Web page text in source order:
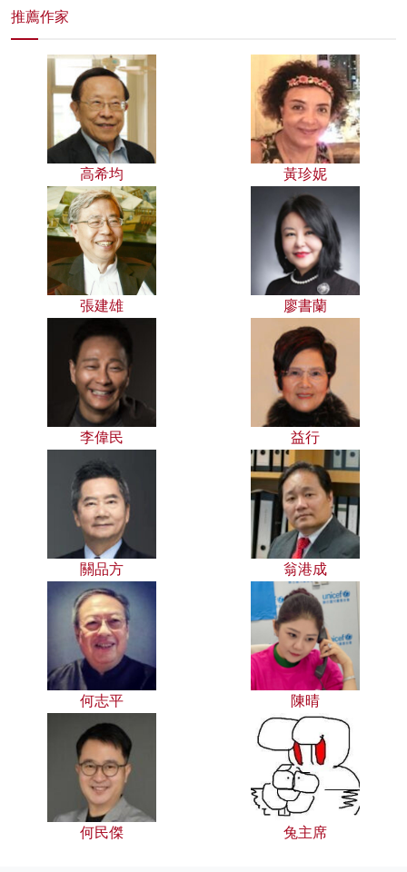
推薦作家
高希均 黃珍妮
張建雄 廖書蘭
李偉民 益行
關品方 翁港成
何志平 陳晴
何民傑 兔主席